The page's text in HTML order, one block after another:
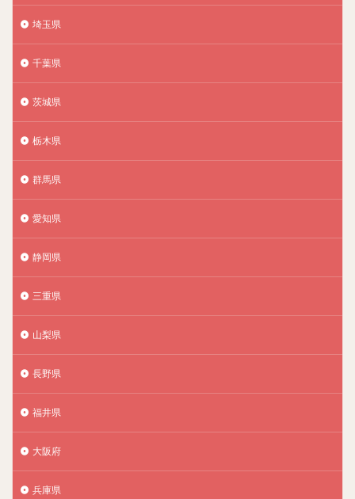
埼玉県
千葉県
茨城県
栃木県
群馬県
愛知県
静岡県
三重県
山梨県
長野県
福井県
大阪府
兵庫県